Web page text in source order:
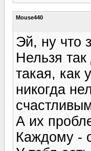
Mouse440
Эй, ну что
Нельзя
такая, как
никогда
А их
Каждому -